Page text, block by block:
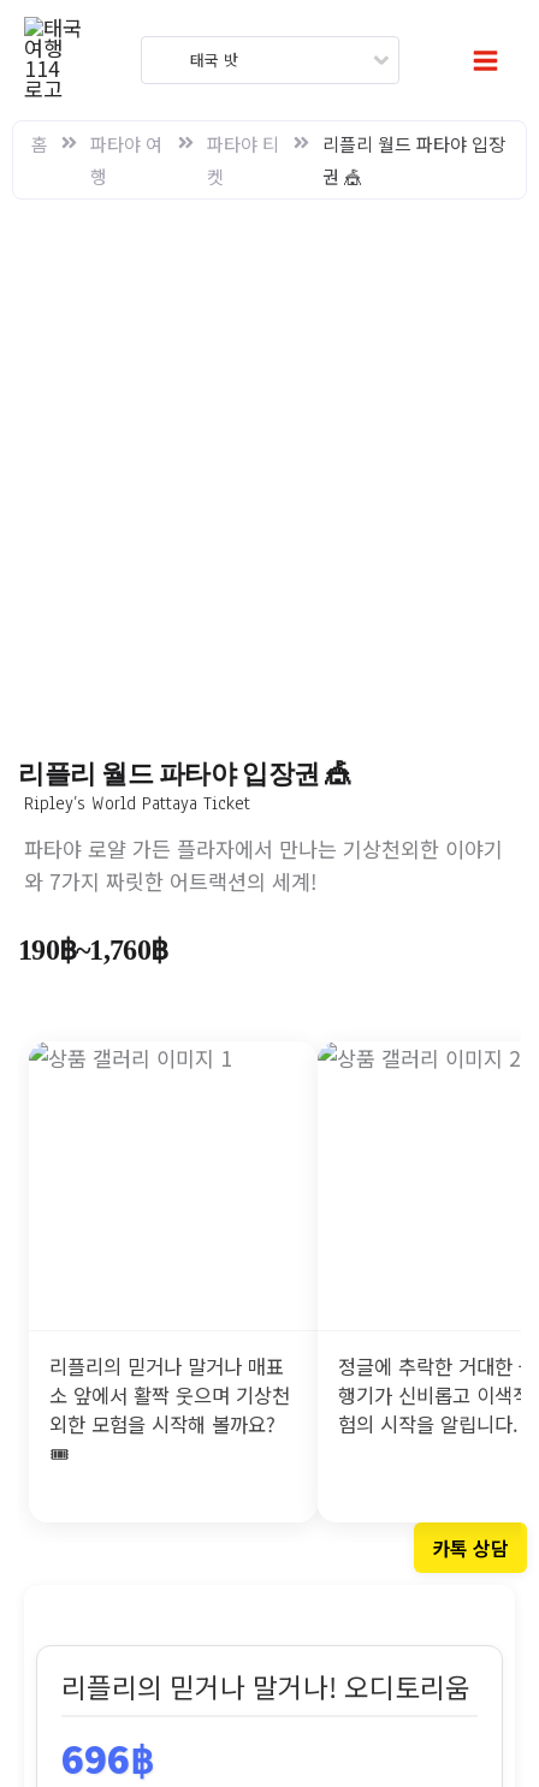
태국 밧
카톡 상담
홈
파타야 여
행
파타야 티
켓
리플리 월드 파타야 입장
권 🎪
리플리 월드 파타야 입장권 🎪
Ripley’s World Pattaya Ticket
파타야 로얄 가든 플라자에서 만나는 기상천외한 이야기
와 7가지 짜릿한 어트랙션의 세계!
190฿~1,760฿가
위:
리플리의 믿거나 말거나 매표
소 앞에서 활짝 웃으며 기상천
외한 모험을 시작해 볼까요?
🎟️
정글에 추락한 거대한
행기가 신비롭고 이색적
험의 시작을 알립니다.
리플리의 믿거나 말거나! 오디토리움
696฿
플